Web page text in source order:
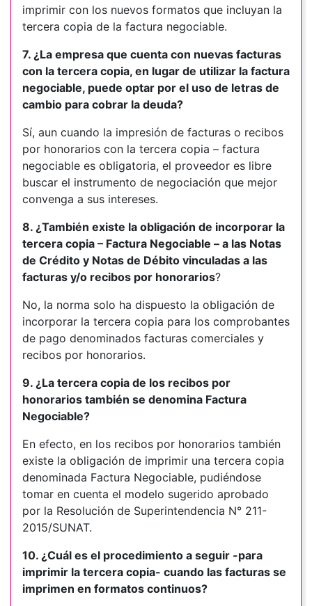
imprimir con los nuevos formatos que incluyan la
tercera copia de la factura negociable.
7. ¿La empresa que cuenta con nuevas facturas
con la tercera copia, en lugar de utilizar la factura
negociable, puede optar por el uso de letras de
cambio para cobrar la deuda?
Sí, aun cuando la impresión de facturas o recibos
por honorarios con la tercera copia – factura
negociable es obligatoria, el proveedor es libre
buscar el instrumento de negociación que mejor
convenga a sus intereses.
8. ¿También existe la obligación de incorporar la
tercera copia – Factura Negociable – a las Notas
de Crédito y Notas de Débito vinculadas a las
facturas y/o recibos por honorarios?
No, la norma solo ha dispuesto la obligación de
incorporar la tercera copia para los comprobantes
de pago denominados facturas comerciales y
recibos por honorarios.
9. ¿La tercera copia de los recibos por
honorarios también se denomina Factura
Negociable?
En efecto, en los recibos por honorarios también
existe la obligación de imprimir una tercera copia
denominada Factura Negociable, pudiéndose
tomar en cuenta el modelo sugerido aprobado
por la Resolución de Superintendencia N° 211-
2015/SUNAT.
10. ¿Cuál es el procedimiento a seguir -para
imprimir la tercera copia- cuando las facturas se
imprimen en formatos continuos?